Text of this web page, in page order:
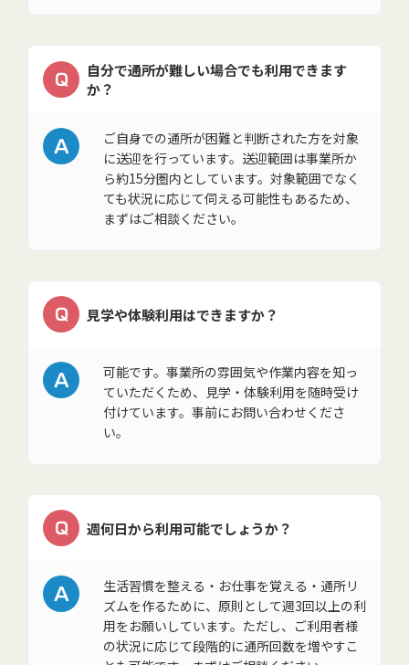
Q
自分で通所が難しい場合でも利用できます
か？
A
ご自身での通所が困難と判断された方を対象
に送迎を行っています。送迎範囲は事業所か
ら約15分圏内としています。対象範囲でなく
ても状況に応じて伺える可能性もあるため、
まずはご相談ください。
Q 見学や体験利用はできますか？
A
可能です。事業所の雰囲気や作業内容を知っ
ていただくため、見学・体験利用を随時受け
付けています。事前にお問い合わせくださ
い。
Q 週何日から利用可能でしょうか？
A
生活習慣を整える・お仕事を覚える・通所リ
ズムを作るために、原則として週3回以上の利
用をお願いしています。ただし、ご利用者様
の状況に応じて段階的に通所回数を増やすこ